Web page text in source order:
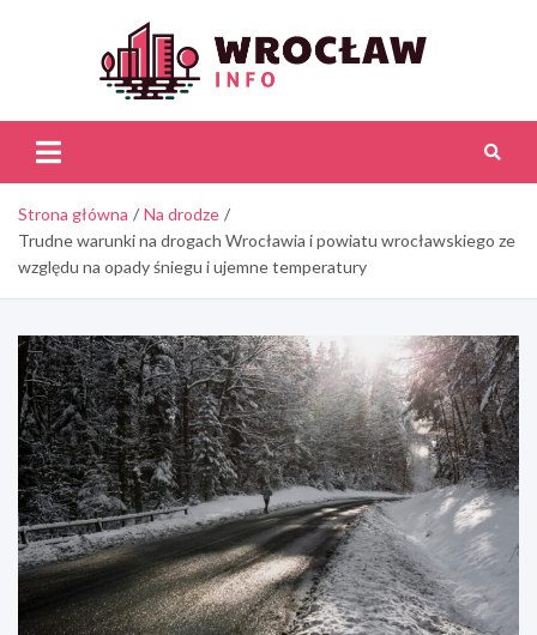
Strona główna
Na drodze
Trudne warunki na drogach Wrocławia i powiatu wrocławskiego ze
względu na opady śniegu i ujemne temperatury